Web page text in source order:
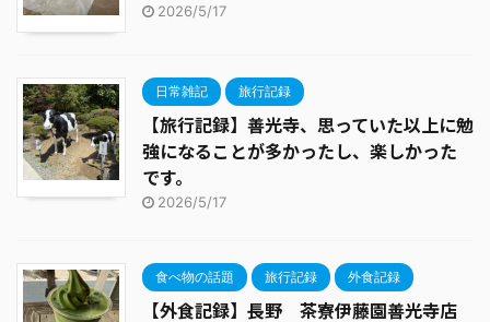
2026/5/17
日常雑記 旅行記録
【旅行記録】善光寺、思っていた以上に勉
強になることが多かったし、楽しかった
です。
2026/5/17
食べ物の話題 旅行記録 外食記録
【外食記録】長野 茶寮伊藤園善光寺店